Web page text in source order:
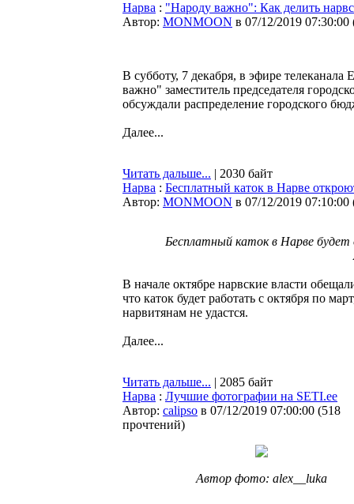
Нарва : "Народу важно": Как делить
Автор: MONMOON в 07/12/2019 07:30:00
В субботу, 7 декабря, в эфире
важно" заместитель председателя
обсуждали распределение городского
Далее...
Читать дальше... | 2030 байт
Нарва : Бесплатный каток в Нарве
Автор: MONMOON в 07/12/2019 07:10:00
Бесплатный каток в Нарве будет
В начале октябре нарвские власти
что каток будет работать с октября по
нарвитянам не удастся.
Далее...
Читать дальше... | 2085 байт
Нарва : Лучшие фотографии на SETI.ee
Автор: calipso в 07/12/2019 07:00:00 (518
прочтений)
Автор фото: alex__luka